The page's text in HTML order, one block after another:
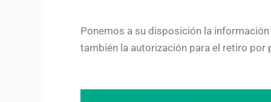
Ponemos a su disposición la
también la autorización para el retiro por